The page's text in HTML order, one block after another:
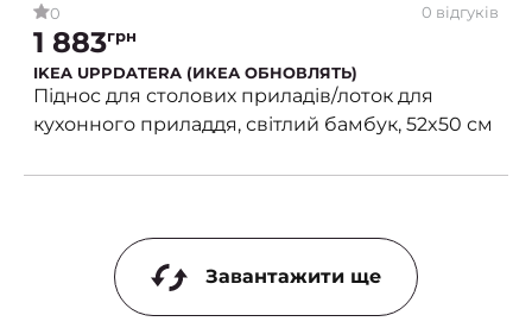
0 0 відгуків
1 883грн
IKEA UPPDATERA (ИКЕА ОБНОВЛЯТЬ)
Піднос для столових приладів/лоток для
кухонного приладдя, світлий бамбук, 52x50 см
Завантажити ще